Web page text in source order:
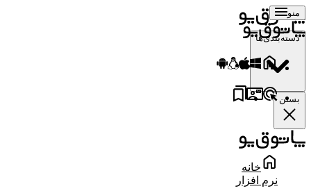
منو
دسته‌بندی‌ها
بستن
خانه
نرم افزار